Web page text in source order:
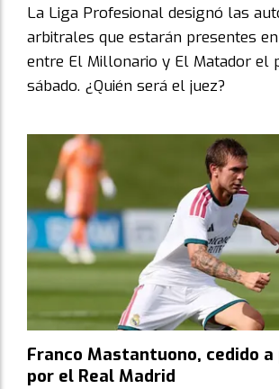
La Liga Profesional designó las
arbitrales que estarán presentes
entre El Millonario y El Matador el
sábado. ¿Quién será el juez?
Franco Mastantuono, cedido
por el Real Madrid